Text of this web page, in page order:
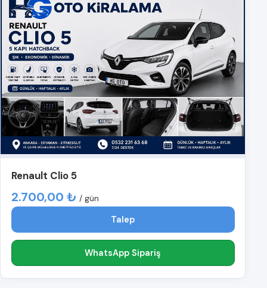
Renault Clio 5
2.700,00 ₺ / gün
Talep
WhatsApp Sipariş